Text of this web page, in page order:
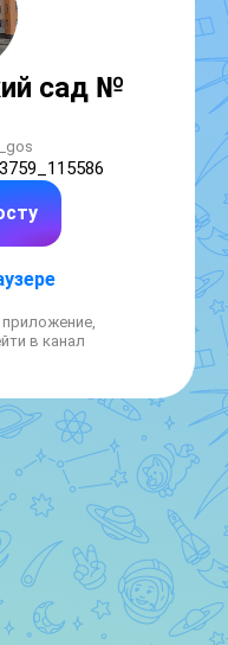
сад №
приложение,
в канал